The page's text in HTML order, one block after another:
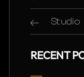
Studio
RECENT